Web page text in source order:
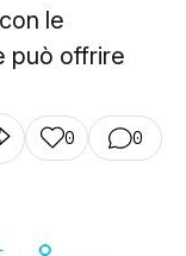
le
può offrire
0 0